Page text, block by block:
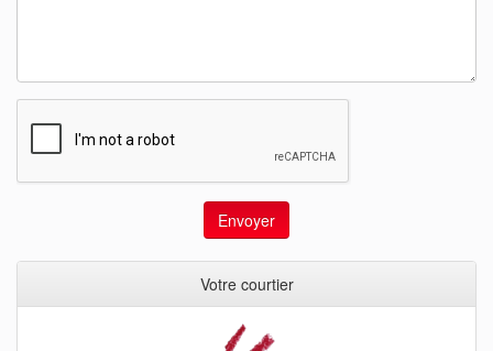
Envoyer
Votre courtier